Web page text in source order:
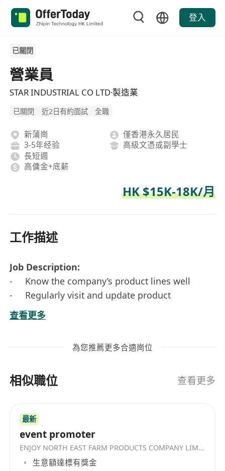
登入
已關閉
營業員
STAR INDUSTRIAL CO LTD·製造業
已關閉 近2日有約面試 全職
新蒲崗
僅香港永久居民
3-5年经验
高級文憑或副學士
長短週
高傭金+底薪
HK $15K-18K/月
工作描述
Job Description:
- Know the company’s product lines well
- Regularly visit and update product
information to customers
- Quote, place orders, arrange delivery and
- Manage customers’ sales accounts (create,
Requirements:
- Good communication, interpersonal and
problem-solving skills
- Presentable, polite and outgoing
- Solid knowledge of homeware and
查看更多
為您推薦更多合適崗位
相似職位 查看更多
最新
event promoter
ENJOY NORTH EAST FARM PRODUCTS COMPANY LIMITED
生意額達標有獎金